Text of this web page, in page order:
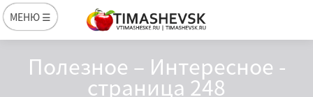
МЕНЮ ☰
Полезное – Интересное -
страница 248